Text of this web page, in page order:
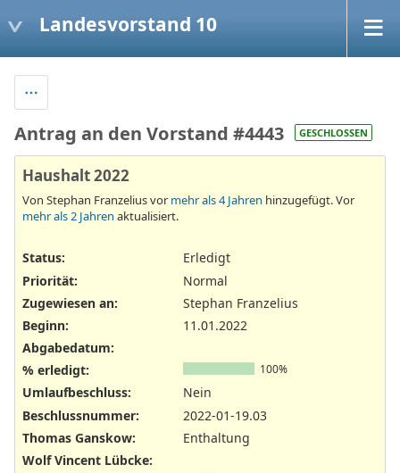
Landesvorstand 10
Antrag an den Vorstand #4443 GESCHLOSSEN
Haushalt 2022
Von Stephan Franzelius vor mehr als 4 Jahren hinzugefügt. Vor
mehr als 2 Jahren aktualisiert.
Status:
Erledigt
Priorität:
Normal
Zugewiesen an:
Stephan Franzelius
Beginn:
11.01.2022
Abgabedatum:
% erledigt:
100%
Umlaufbeschluss:
Nein
Beschlussnummer:
2022-01-19.03
Thomas Ganskow:
Enthaltung
Wolf Vincent Lübcke: